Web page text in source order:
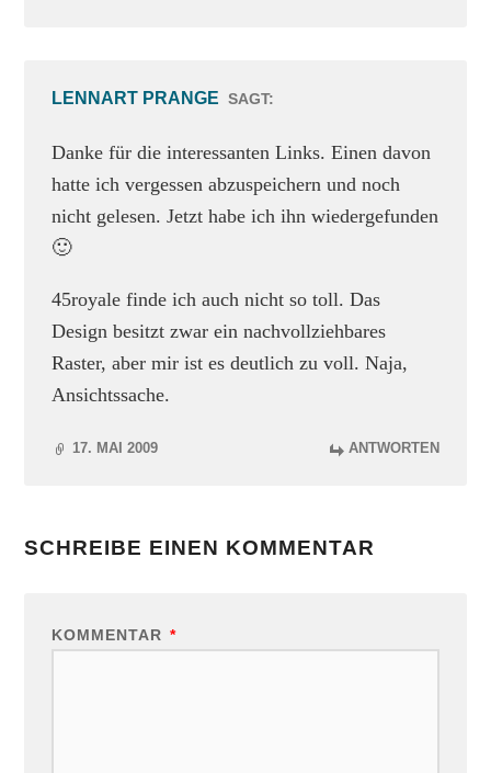
LENNART PRANGE SAGT:
Danke für die interessanten Links. Einen davon
hatte ich vergessen abzuspeichern und noch
nicht gelesen. Jetzt habe ich ihn wiedergefunden
🙂
45royale finde ich auch nicht so toll. Das
Design besitzt zwar ein nachvollziehbares
Raster, aber mir ist es deutlich zu voll. Naja,
Ansichtssache.
17. MAI 2009 ANTWORTEN
SCHREIBE EINEN KOMMENTAR
KOMMENTAR *